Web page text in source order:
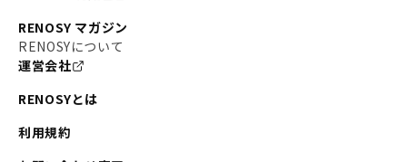
RENOSY マガジン
RENOSYについて
運営会社
RENOSYとは
利用規約